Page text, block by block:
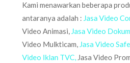
Kami menawarkan beberapa
antaranya adalah : Jasa Video
Video Animasi, Jasa Video
Video Mulkticam, Jasa Video
Video Iklan TVC, Jasa Video